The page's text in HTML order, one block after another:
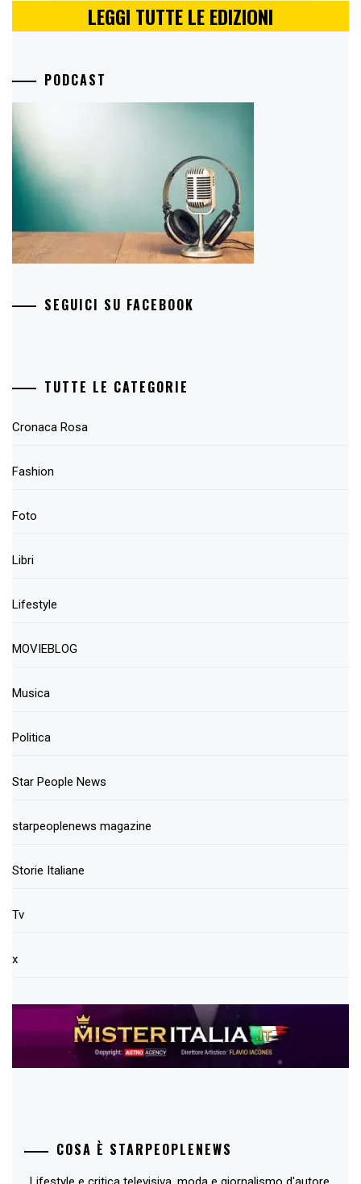
LEGGI TUTTE LE EDIZIONI
PODCAST
SEGUICI SU FACEBOOK
TUTTE LE CATEGORIE
Cronaca Rosa
Fashion
Foto
Libri
Lifestyle
MOVIEBLOG
Musica
Politica
Star People News
starpeoplenews magazine
Storie Italiane
Tv
x
COSA È STARPEOPLENEWS